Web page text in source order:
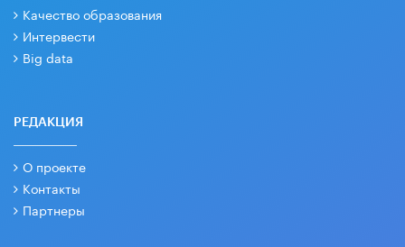
Качество образования
Интервести
Big data
РЕДАКЦИЯ
О проекте
Контакты
Партнеры